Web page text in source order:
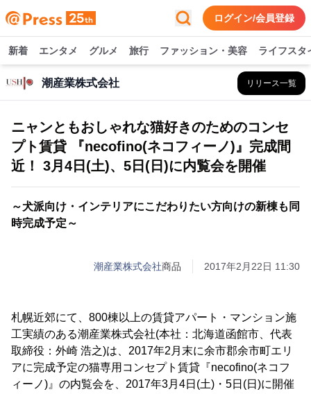
ログイン/会員登録
新着 エンタメ グルメ 旅行 ファッション・美容 ライフスタ
潮産業株式会社 リリース一覧
ニャンともおしゃれな猫好きのためのコンセ
プト賃貸 『necofino(ネコフィーノ)』完成間
近！ 3月4日(土)、5日(日)に内覧会を開催
～犬派向け・インテリアにこだわりたい方向けの新棟も同
時完成予定～
潮産業株式会社商品 2017年2月22日 11:30
札幌近郊にて、800棟以上の賃貸アパート・マンション施
工実績のある潮産業株式会社(本社：北海道函館市、代表
取締役：外崎 浩之)は、2017年2月末に余市郡余市町エリ
アに完成予定の猫専用コンセプト賃貸『necofino(ネコフ
ィーノ)』の内覧会を、2017年3月4日(土)・5日(日)に開催